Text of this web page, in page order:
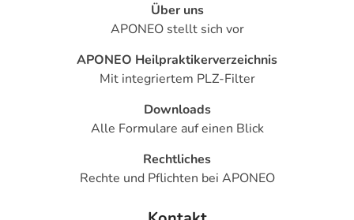
Über uns
APONEO stellt sich vor
APONEO Heilpraktikerverzeichnis
Mit integriertem PLZ-Filter
Downloads
Alle Formulare auf einen Blick
Rechtliches
Rechte und Pflichten bei APONEO